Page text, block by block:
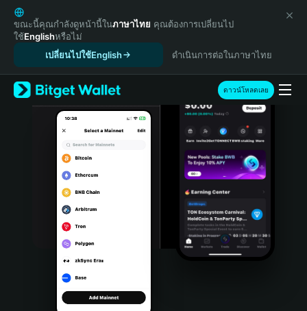
English
日本語
Tiếng Việt
Español (Latinoamérica)
Türkçe
Italiano
Português (Portugal)
Bahasa Indonesia
Português (Brasil)
Español (Argentina)
ขณะนี้คุณกำลังดูหน้านี้ในภาษาไทย คุณต้องการเปลี่ยนไป
ใช้Englishหรือไม่
เปลี่ยนไปใช้English
ดำเนินการต่อในภาษาไทย
ดาวน์โหลดเลย